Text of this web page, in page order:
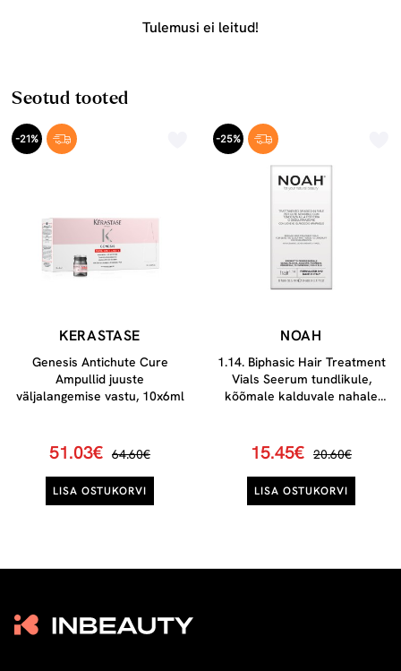
Tulemusi ei leitud!
Seotud tooted
-21%
KERASTASE
Genesis Antichute Cure
Ampullid juuste
väljalangemise vastu, 10x6ml
51.03€ 64.60€
LISA OSTUKORVI
-25%
NOAH
1.14. Biphasic Hair Treatment
Vials Seerum tundlikule,
kõõmale kalduvale nahale
15.45€ 20.60€
LISA OSTUKORVI